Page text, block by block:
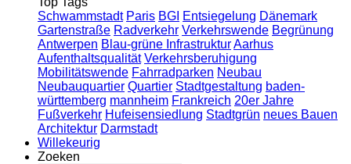
Schwammstadt Paris BGI Entsiegelung Dänemark
Gartenstraße Radverkehr Verkehrswende Begrünung
Antwerpen Blau-grüne InfrastrukturAarhus
Aufenthaltsqualität Verkehrsberuhigung
Mobilitätswende Fahrradparken Neubau
Neubauquartier Quartier Stadtgestaltung baden-
württemberg mannheim Frankreich 20er Jahre
Fußverkehr Hufeisensiedlung Stadtgrün neues Bauen
Architektur Darmstadt
Willekeurig
Zoeken